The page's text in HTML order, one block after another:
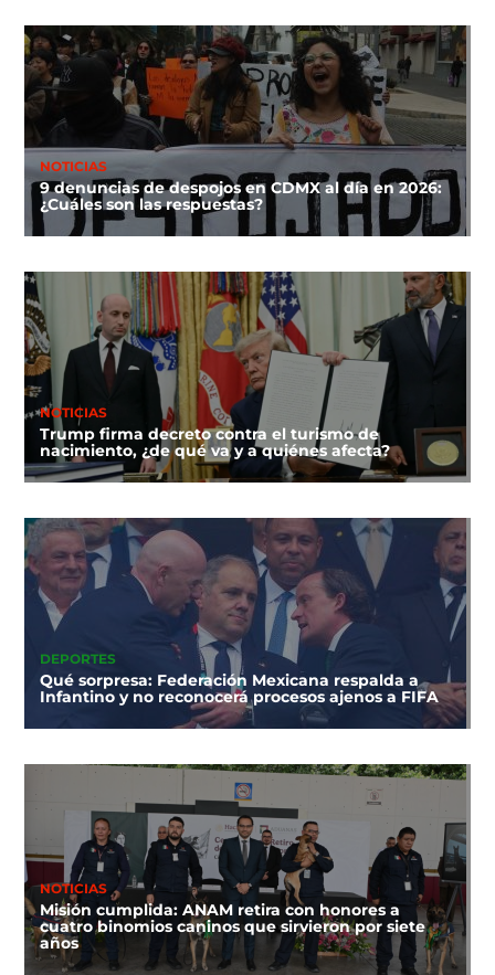
NOTICIAS
9 denuncias de despojos en CDMX al día en 2026:
¿Cuáles son las respuestas?
NOTICIAS
Trump firma decreto contra el turismo de
nacimiento, ¿de qué va y a quiénes afecta?
DEPORTES
Qué sorpresa: Federación Mexicana respalda a
Infantino y no reconocerá procesos ajenos a FIFA
NOTICIAS
Misión cumplida: ANAM retira con honores a
cuatro binomios caninos que sirvieron por siete
años